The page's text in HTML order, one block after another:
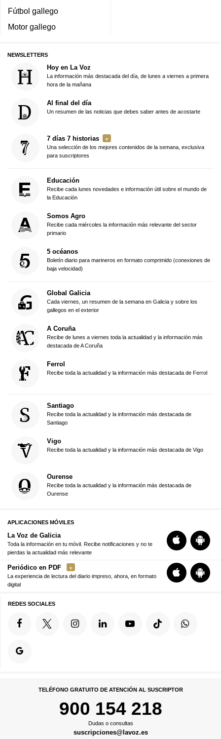
Fútbol gallego
Motor gallego
NEWSLETTERS
Hoy en La Voz
La información más destacada del día, de lunes a viernes a primera
hora de la mañana
Al final del día
Un resumen de las noticias que debes saber antes de acostarte
7 días 7 historias
Una selección de los mejores contenidos de la semana, exclusiva
para suscriptores
Educación
Recibe cada lunes novedades e información útil sobre el mundo de
la Educación
Somos Agro
Recibe cada miércoles la información más relevante del sector
primario
5 océanos
Boletín diario para marineros en formato comprimido (conexiones de
baja velocidad)
Global Galicia
Cada viernes, un resumen de la semana en Galicia y sobre los
gallegos en el exterior
A Coruña
Recibe de lunes a viernes toda la actualidad y la información más
destacada de A Coruña
Ferrol
Recibe toda la actualidad y la información más destacada de Ferrol
Santiago
Recibe toda la actualidad y la información más destacada de
Santiago
Vigo
Recibe toda la actualidad y la información más destacada de Vigo
Ourense
Recibe toda la actualidad y la información más destacada de
Ourense
APLICACIONES MÓVILES
La Voz de Galicia
Toda la información en tu móvil. Recibe notificaciones y no te
pierdas la actualidad más relevante
Periódico en PDF
La experiencia de lectura del diario impreso, ahora, en formato
digital
REDES SOCIALES
TELÉFONO GRATUITO DE ATENCIÓN AL SUSCRIPTOR
900 154 218
Dudas o consultas
suscripciones@lavoz.es